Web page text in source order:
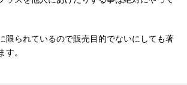
限られているので販売目的でないにしても著
す。